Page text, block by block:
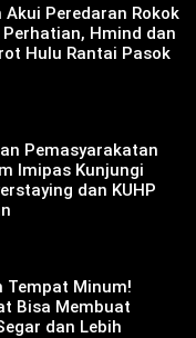
Akui Peredaran Rokok
Hmind dan
Hulu Rantai Pasok
Pemasyarakatan
Imipas Kunjungi
dan KUHP
Tempat Minum!
Bisa Membuat
dan Lebih